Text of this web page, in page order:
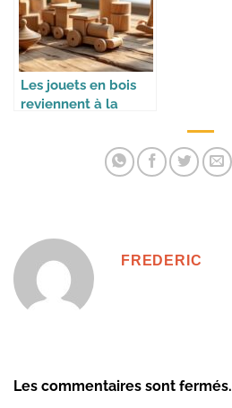
Les jouets en bois
reviennent à la
FREDERIC
Les commentaires sont fermés.